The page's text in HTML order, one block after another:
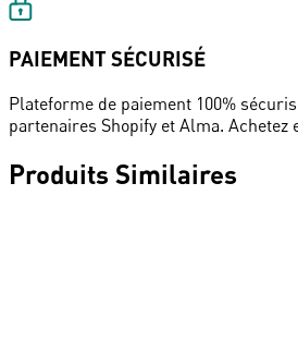
PAIEMENT SÉCURISÉ
Plateforme de paiement 100%
partenaires Shopify et Alma. Achetez
Produits Similaires